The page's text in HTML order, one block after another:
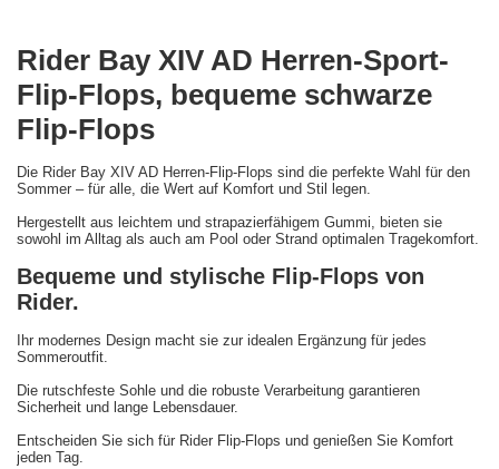
Rider Bay XIV AD Herren-Sport-
Flip-Flops, bequeme schwarze
Flip-Flops
Die Rider Bay XIV AD Herren-Flip-Flops sind die perfekte Wahl für den
Sommer – für alle, die Wert auf Komfort und Stil legen.
Hergestellt aus leichtem und strapazierfähigem Gummi, bieten sie
sowohl im Alltag als auch am Pool oder Strand optimalen Tragekomfort.
Bequeme und stylische Flip-Flops von
Rider.
Ihr modernes Design macht sie zur idealen Ergänzung für jedes
Sommeroutfit.
Die rutschfeste Sohle und die robuste Verarbeitung garantieren
Sicherheit und lange Lebensdauer.
Entscheiden Sie sich für Rider Flip-Flops und genießen Sie Komfort
jeden Tag.